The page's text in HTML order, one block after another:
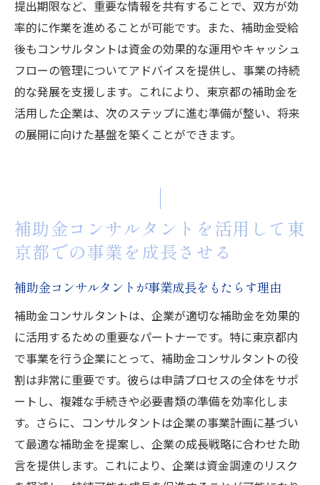
提出期限など、重要な情報を共有することで、双方が効
率的に作業を進めることが可能です。また、補助金受給
後もコンサルタントは資金の効果的な運用やキャッシュ
フローの管理についてアドバイスを提供し、事業の持続
的な発展を支援します。これにより、東京都の補助金を
活用した企業は、次のステップに進む準備が整い、将来
の展開に向けた基盤を築くことができます。
補助金コンサルタントを活用して東
京都での事業を成長させる
補助金コンサルタントが事業成長をもたらす理由
補助金コンサルタントは、企業が適切な補助金を効果的
に活用するための重要なパートナーです。特に東京都内
で事業を行う企業にとって、補助金コンサルタントの役
割は非常に重要です。彼らは申請プロセスの全体をサポ
ートし、複雑な手続きや必要書類の準備を効率化しま
す。さらに、コンサルタントは企業の事業計画に基づい
て最適な補助金を提案し、企業の成長戦略に合わせた助
言を提供します。これにより、企業は資金調達のリスク